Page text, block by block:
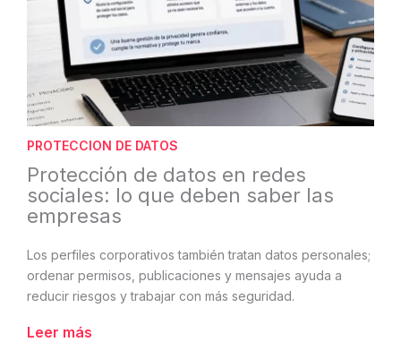
PROTECCION DE DATOS
Protección de datos en redes
sociales: lo que deben saber las
empresas
Los perfiles corporativos también tratan datos personales;
ordenar permisos, publicaciones y mensajes ayuda a
reducir riesgos y trabajar con más seguridad.
Leer más